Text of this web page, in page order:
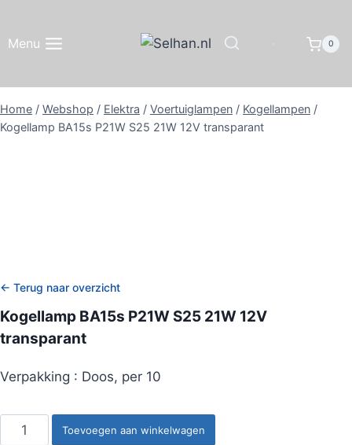
inhoud
Menu 0
Home / Webshop / Elektra / Voertuiglampen / Kogellampen /
Kogellamp BA15s P21W S25 21W 12V transparant
← Terug naar overzicht
Kogellamp BA15s P21W S25 21W 12V
transparant
Verpakking : Doos, per 10
KogellampToevoegen aan winkelwagen